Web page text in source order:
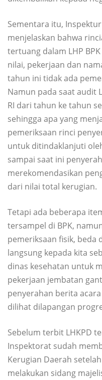
Sementara itu,
menjelaskan bahwa
tertuang dalam LHP
nilai, pekerjaan dan
tahun ini tidak ada
Namun pada saat audit
RI dari tahun ke tahun
sehingga apa yang
pemeriksaan rinci
untuk ditindaklanjuti
sampai saat ini
merekomendasikan
dari nilai total kerugian.
Tetapi ada beberapa
tersampel di BPK,
pemeriksaan fisik, beda
langsung kepada kita
dinas kesehatan untuk
pekerjaan jembatan
penyerahan berita
dilihat dilapangan
Sebelum terbit LHKPD
Inspektorat sudah
Kerugian Daerah
melakukan sidang